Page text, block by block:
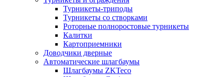
Турникеты-триподы
Турникеты со створками
Роторные полноростовые турникеты
Калитки
Картоприемники
Доводчики дверные
Автоматические шлагбаумы
Шлагбаумы ZKTeco